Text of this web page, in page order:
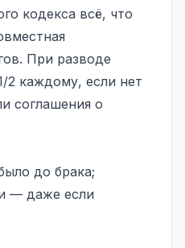
кодекса всё, что
При разводе
2 каждому, если нет
соглашения о
до брака;
— даже если